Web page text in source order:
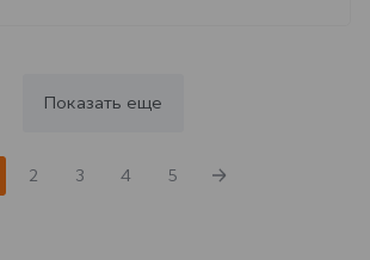
Показать еще
2 3 4 5